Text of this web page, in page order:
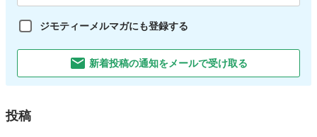
ジモティーメルマガにも登録する
新着投稿の通知をメールで受け取る
投稿